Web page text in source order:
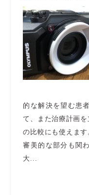
的な解決を望む患
て、また治療計画
の比較にも使えま
審美的な部分も関
大...